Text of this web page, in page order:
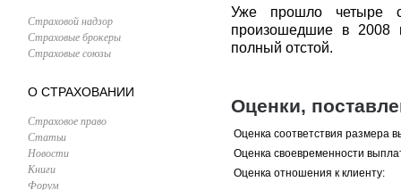
Страховой надзор
Страховые брокеры
Страховые союзы
О СТРАХОВАНИИ
Страховое право
Статьи
Новости
Книги
Форум
Уже прошло четыре
произошедшие в 2008
полный отстой.
Оценки,
Оценка соответствия размера
Оценка своевременности
Оценка отношения к клиенту: